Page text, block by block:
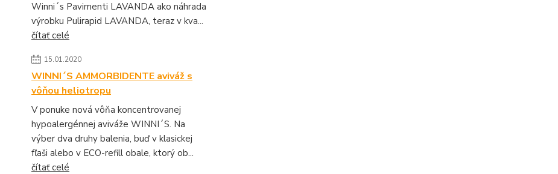
Winni´s Pavimenti LAVANDA ako náhrada
výrobku Pulirapid LAVANDA, teraz v kva...
čítať celé
15.01.2020
WINNI´S AMMORBIDENTE aviváž s
vôňou heliotropu
V ponuke nová vôňa koncentrovanej
hypoalergénnej aviváže WINNI´S. Na
výber dva druhy balenia, buď v klasickej
fľaši alebo v ECO-refill obale, ktorý ob...
čítať celé